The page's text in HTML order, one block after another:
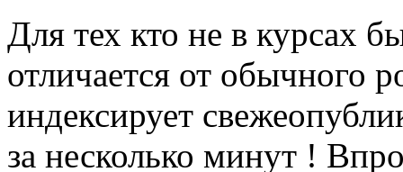
Для тех кто не в курсах
отличается от обычного
индексирует
за несколько минут !